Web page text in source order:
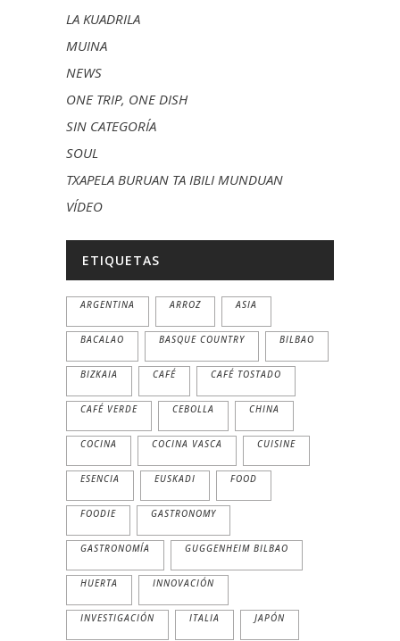
LA KUADRILA
MUINA
NEWS
ONE TRIP, ONE DISH
SIN CATEGORÍA
SOUL
TXAPELA BURUAN TA IBILI MUNDUAN
VÍDEO
ETIQUETAS
ARGENTINA ARROZ ASIA
BACALAO BASQUE COUNTRY BILBAO
BIZKAIA CAFÉ CAFÉ TOSTADO
CAFÉ VERDE CEBOLLA CHINA
COCINA COCINA VASCA CUISINE
ESENCIA EUSKADI FOOD
FOODIE GASTRONOMY
GASTRONOMÍA GUGGENHEIM BILBAO
HUERTA INNOVACIÓN
INVESTIGACIÓN ITALIA JAPÓN